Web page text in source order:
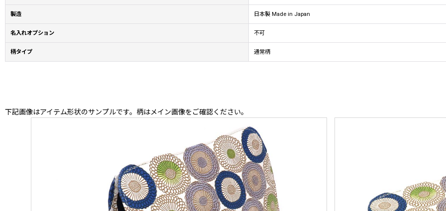
製造 日本製 Made in Japan
名入れオプション 不可
柄タイプ 通常柄
下記画像はアイテム形状のサンプルです。柄はメイン画像をご確認ください。